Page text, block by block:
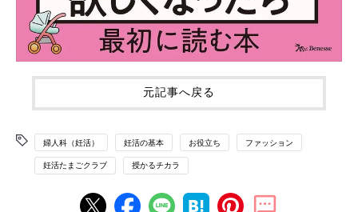
元記事へ戻る
婦人科（妊活） 妊活の基本 お役立ち ファッション
妊活たまごクラブ 授かるチカラ